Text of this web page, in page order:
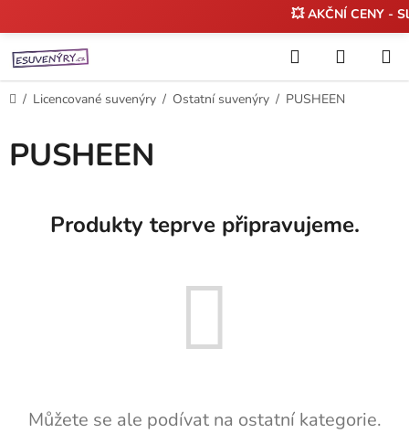
na
obsah
💥 AKČNÍ CENY -
Hledat
KOŠÍK
Domů
/ Licencované suvenýry / Ostatní suvenýry / PUSHEEN
PUSHEEN
Produkty teprve připravujeme.
Můžete se ale podívat na ostatní kategorie.